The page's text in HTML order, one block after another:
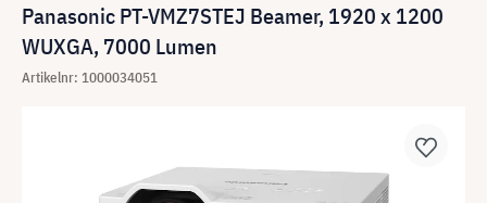
Panasonic PT-VMZ7STEJ Beamer, 1920 x 1200
WUXGA, 7000 Lumen
Artikelnr: 1000034051